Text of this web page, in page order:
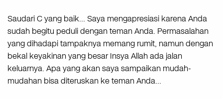
Saudari C yang baik… Saya mengapresiasi karena Anda
sudah begitu peduli dengan teman Anda. Permasalahan
yang dihadapi tampaknya memang rumit, namun dengan
bekal keyakinan yang besar Insya Allah ada jalan
keluarnya. Apa yang akan saya sampaikan mudah-
mudahan bisa diteruskan ke teman Anda…